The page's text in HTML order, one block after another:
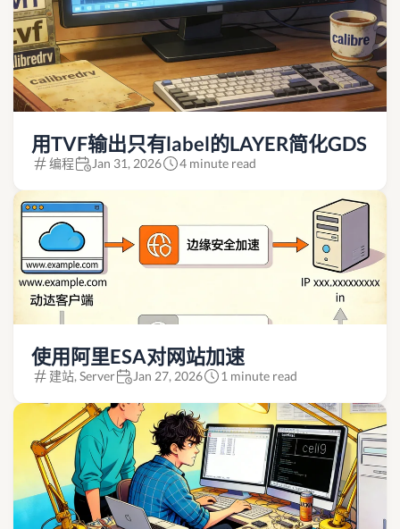
用TVF输出只有label的LAYER简化GDS
编程 Jan 31, 2026 4 minute read
使用阿里ESA对网站加速
建站, Server Jan 27, 2026 1 minute read